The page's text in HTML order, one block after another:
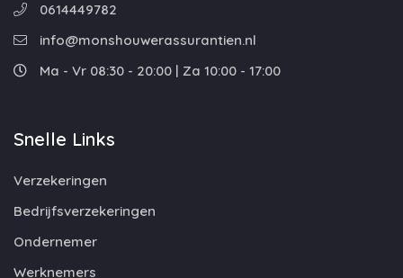
0614449782
info@monshouwerassurantien.nl
Ma - Vr 08:30 - 20:00 | Za 10:00 - 17:00
Snelle Links
Verzekeringen
Bedrijfsverzekeringen
Ondernemer
Werknemers